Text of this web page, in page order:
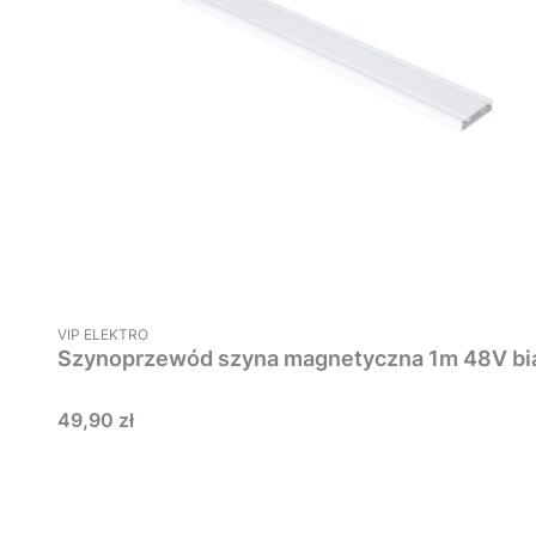
PRODUCENT
VIP ELEKTRO
Szynoprzewód
Cena
49,90 zł